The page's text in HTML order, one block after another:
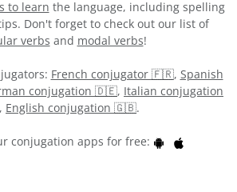
to learn the language, including spelling
Don't forget to check out our list of
verbs and modal verbs!
French conjugator 🇫🇷, Spanish
conjugation 🇩🇪, Italian conjugation
, English conjugation 🇬🇧.
conjugation apps for free: